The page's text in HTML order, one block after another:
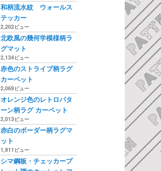
和柄流水紋 ウォールス
テッカー
2,202ビュー
北欧風の幾何学模様柄ラ
グマット
2,134ビュー
赤色のストライプ柄ラグ
カーペット
2,069ビュー
オレンジ色のレトロパタ
ーン柄ラグ カーペット
2,013ビュー
赤白のボーダー柄ラグマ
ット
1,911ビュー
シマ鋼板・チェッカープ